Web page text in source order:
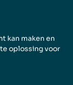
kan maken en
oplossing voor